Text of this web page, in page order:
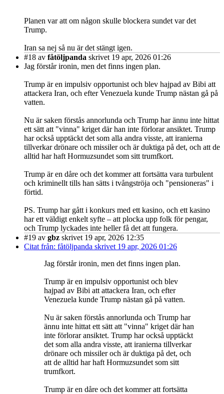
Planen var att om någon skulle blockera sundet var det
Trump.
Iran sa nej så nu är det stängt igen.
#18 av fåtöljpanda skrivet 19 apr, 2026 01:26
Jag förstår ironin, men det finns ingen plan.
Trump är en impulsiv opportunist och blev hajpad av Bibi att
attackera Iran, och efter Venezuela kunde Trump nästan gå på
vatten.
Nu är saken förstås annorlunda och Trump har ännu inte hittat
ett sätt att "vinna" kriget där han inte förlorar ansiktet. Trump
har också upptäckt det som alla andra visste, att iranierna
tillverkar drönare och missiler och är duktiga på det, och att de
alltid har haft Hormuzsundet som sitt trumfkort.
Trump är en dåre och det kommer att fortsätta vara turbulent
och kriminellt tills han sätts i tvångströja och "pensioneras" i
förtid.
PS. Trump har gått i konkurs med ett kasino, och ett kasino
har ett väldigt enkelt syfte – att plocka upp folk för pengar,
och Trump lyckades inte heller få det att fungera.
#19 av gbz skrivet 19 apr, 2026 12:35
Citat från: fåtöljpanda skrivet 19 apr, 2026 01:26
Jag förstår ironin, men det finns ingen plan.
Trump är en impulsiv opportunist och blev
hajpad av Bibi att attackera Iran, och efter
Venezuela kunde Trump nästan gå på vatten.
Nu är saken förstås annorlunda och Trump har
ännu inte hittat ett sätt att "vinna" kriget där han
inte förlorar ansiktet. Trump har också upptäckt
det som alla andra visste, att iranierna tillverkar
drönare och missiler och är duktiga på det, och
att de alltid har haft Hormuzsundet som sitt
trumfkort.
Trump är en dåre och det kommer att fortsätta